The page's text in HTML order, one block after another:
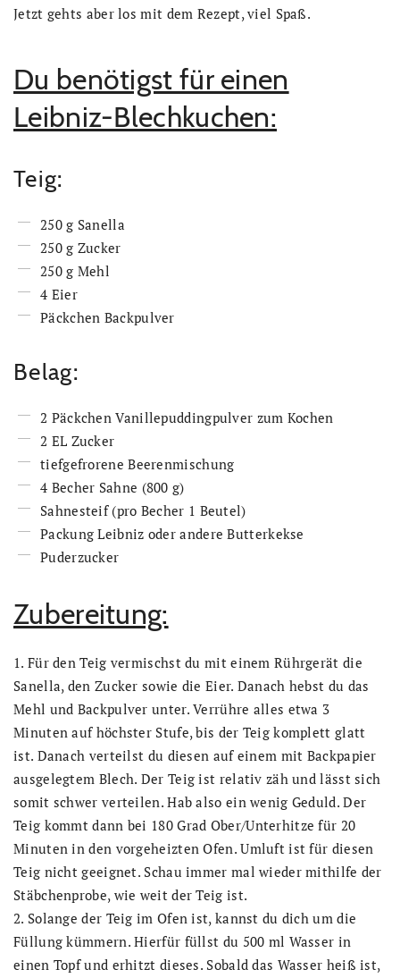
Jetzt gehts aber los mit dem Rezept, viel Spaß.
Du benötigst für einen
Leibniz-Blechkuchen:
Teig:
250 g Sanella
250 g Zucker
250 g Mehl
4 Eier
Päckchen Backpulver
Belag:
2 Päckchen Vanillepuddingpulver zum Kochen
2 EL Zucker
tiefgefrorene Beerenmischung
4 Becher Sahne (800 g)
Sahnesteif (pro Becher 1 Beutel)
Packung Leibniz oder andere Butterkekse
Puderzucker
Zubereitung:
1. Für den Teig vermischst du mit einem Rührgerät die
Sanella, den Zucker sowie die Eier. Danach hebst du das
Mehl und Backpulver unter. Verrühre alles etwa 3
Minuten auf höchster Stufe, bis der Teig komplett glatt
ist. Danach verteilst du diesen auf einem mit Backpapier
ausgelegtem Blech. Der Teig ist relativ zäh und lässt sich
somit schwer verteilen. Hab also ein wenig Geduld. Der
Teig kommt dann bei 180 Grad Ober/Unterhitze für 20
Minuten in den vorgeheizten Ofen. Umluft ist für diesen
Teig nicht geeignet. Schau immer mal wieder mithilfe der
Stäbchenprobe, wie weit der Teig ist.
2. Solange der Teig im Ofen ist, kannst du dich um die
Füllung kümmern. Hierfür füllst du 500 ml Wasser in
einen Topf und erhitzt dieses. Sobald das Wasser heiß ist,